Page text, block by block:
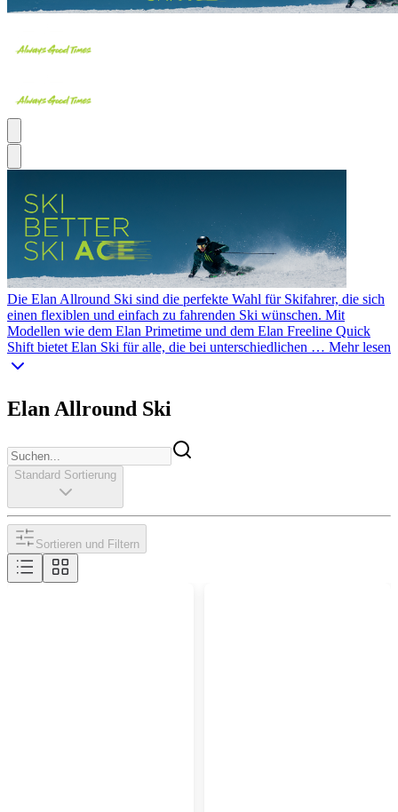
Die Elan Allround Ski sind die perfekte Wahl für Skifahrer, die sich
einen flexiblen und einfach zu fahrenden Ski wünschen. Mit
Modellen wie dem Elan Primetime und dem Elan Freeline Quick
Shift bietet Elan Ski für alle, die bei unterschiedlichen … Mehr lesen
Elan Allround Ski
Standard Sortierung
Sortieren und Filtern